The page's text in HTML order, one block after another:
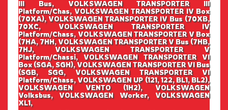
III Bus, VOLKSWAGEN TRANSPORTER III
Platform/Chas, VOLKSWAGEN TRANSPORTER IV Box
(70XA), VOLKSWAGEN TRANSPORTER IV Bus (70XB,
70XC, VOLKSWAGEN TRANSPORTER IV
Platform/Chass, VOLKSWAGEN TRANSPORTER V Box
(7HA, 7HH, VOLKSWAGEN TRANSPORTER V Bus (7HB,
7HJ, VOLKSWAGEN TRANSPORTER V
Platform/Chassi, VOLKSWAGEN TRANSPORTER VI
Box (SGA, SGH), VOLKSWAGEN TRANSPORTER VI Bus
(SGB, SGG, VOLKSWAGEN TRANSPORTER VI
Platform/Chass, VOLKSWAGEN UP (121, 122, BL1, BL2),
VOLKSWAGEN VENTO (1H2), VOLKSWAGEN
Volksbus, VOLKSWAGEN Worker, VOLKSWAGEN
XL1,